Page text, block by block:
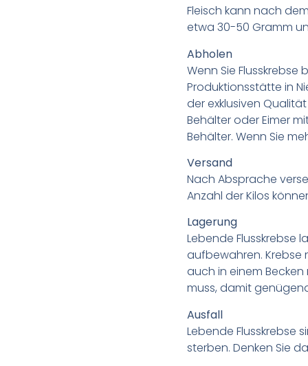
Fleisch kann nach
etwa 30-50 Gramm
Abholen
Wenn Sie
Produktionsstätte in
der exklusiven
Behälter oder Eimer
Behälter. Wenn Sie
Versand
Nach Absprache
Anzahl der Kilos
Lagerung
Lebende Flusskrebse
aufbewahren. Krebse
auch in einem
muss, damit
Ausfall
Lebende Flusskrebse
sterben. Denken Sie